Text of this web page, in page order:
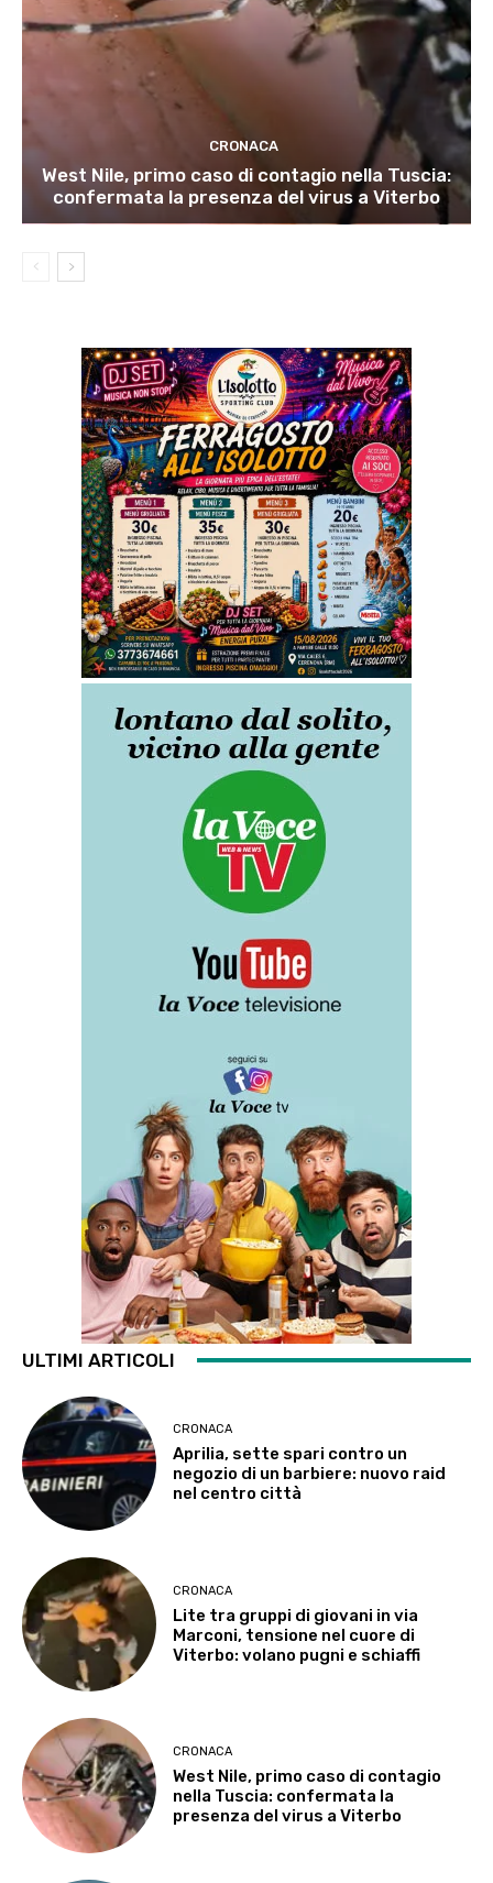
CRONACA
West Nile, primo caso di contagio nella Tuscia:
confermata la presenza del virus a Viterbo
ULTIMI ARTICOLI
CRONACA
Aprilia, sette spari contro un
negozio di un barbiere: nuovo raid
nel centro città
CRONACA
Lite tra gruppi di giovani in via
Marconi, tensione nel cuore di
Viterbo: volano pugni e schiaffi
CRONACA
West Nile, primo caso di contagio
nella Tuscia: confermata la
presenza del virus a Viterbo